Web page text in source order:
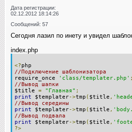
Дата регистрации:
02.12.2012 18:14:26
Сообщений: 57
Сегодня лазил по инету и увидел
index.php
<?php
//Подключение шаблонизатора
require_once
'class/templater.php' ;
//Вывод шапки
$title = "Главная" ;
print $templater->tmp ( $title ,
//Вывод середины
print $templater->tmp ( $title ,
//Вывод подвала
print $templater->tmp ( $title ,
?>